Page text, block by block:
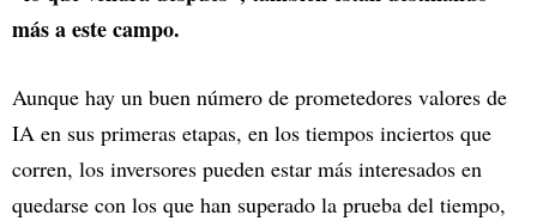
más a este campo.
Aunque hay un buen número de prometedores valores de
IA en sus primeras etapas, en los tiempos inciertos que
corren, los inversores pueden estar más interesados en
quedarse con los que han superado la prueba del tiempo,